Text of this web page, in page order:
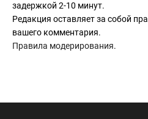
задержкой 2-10 минут.
Редакция оставляет за собой
вашего комментария.
Правила модерирования.